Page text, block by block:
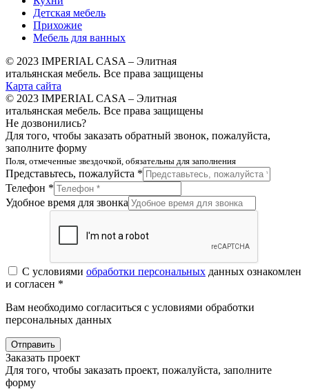
Детская мебель
Прихожие
Мебель для ванных
© 2023 IMPERIAL CASA – Элитная
итальянская мебель. Все права защищены
Карта сайта
© 2023 IMPERIAL CASA – Элитная
итальянская мебель. Все права защищены
Не дозвонились?
Для того, чтобы заказать обратный звонок, пожалуйста,
заполните форму
Поля, отмеченные звездочкой, обязательны для заполнения
Представьтесь, пожалуйста *
Телефон *
Удобное время для звонка
С условиями обработки персональных данных ознакомлен
и согласен *
Вам необходимо согласиться с условиями обработки
персональных данных
Отправить
Заказать проект
Для того, чтобы заказать проект, пожалуйста, заполните
форму